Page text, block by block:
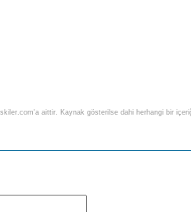
aittir. Kaynak gösterilse dahi herhangi bir